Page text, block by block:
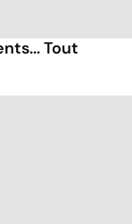
Tout